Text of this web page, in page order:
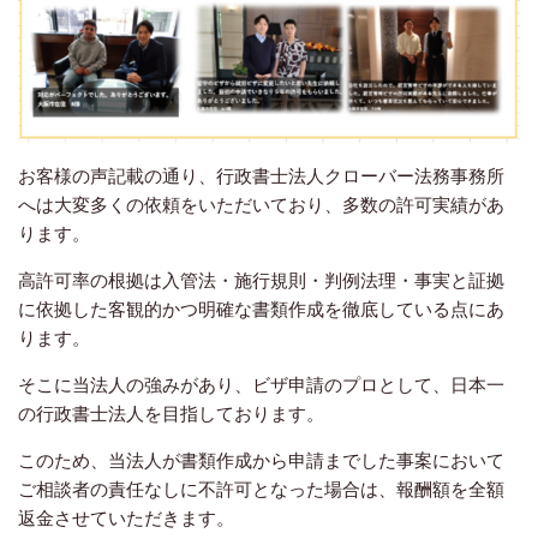
お客様の声記載の通り、行政書士法人クローバー法務事務所
へは大変多くの依頼をいただいており、多数の許可実績があ
ります。
高許可率の根拠は入管法・施行規則・判例法理・事実と証拠
に依拠した客観的かつ明確な書類作成を徹底している点にあ
ります。
そこに当法人の強みがあり、ビザ申請のプロとして、日本一
の行政書士法人を目指しております。
このため、当法人が書類作成から申請までした事案において
ご相談者の責任なしに不許可となった場合は、報酬額を全額
返金させていただきます。